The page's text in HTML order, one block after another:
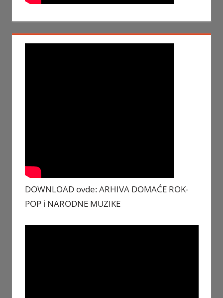
DOWNLOAD ovde: ARHIVA DOMAĆE ROK-
POP i NARODNE MUZIKE